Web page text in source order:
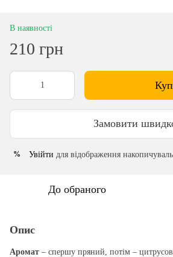
В наявності
210 грн
Замовити
% Увійти для відображення
До обраного
Опис
Аромат – спершу пряний, потiм –